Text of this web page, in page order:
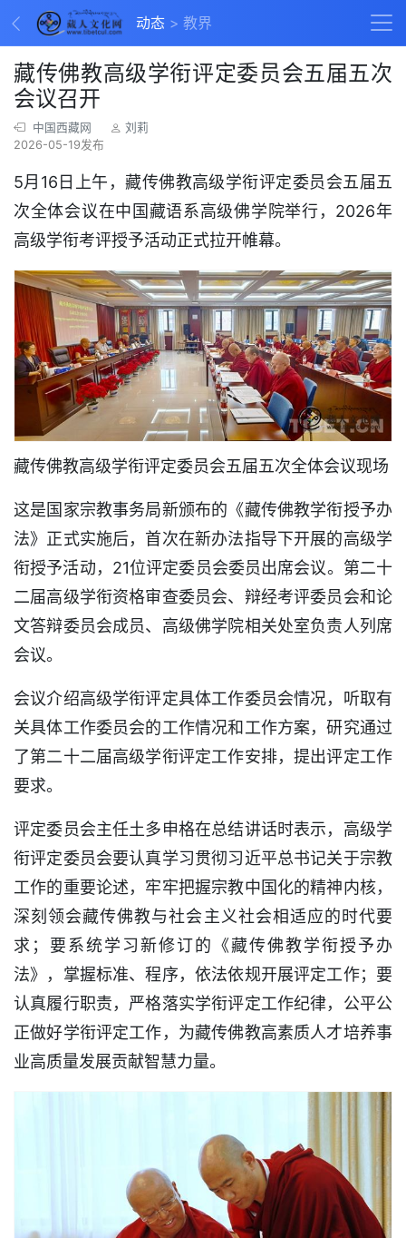
动态 教界
藏传佛教高级学衔评定委员会五届五次
会议召开
中国西藏网
刘莉
2026-05-19发布
5月16日上午，藏传佛教高级学衔评定委员会五届五
次全体会议在中国藏语系高级佛学院举行，2026年
高级学衔考评授予活动正式拉开帷幕。
藏传佛教高级学衔评定委员会五届五次全体会议现场
这是国家宗教事务局新颁布的《藏传佛教学衔授予办
法》正式实施后，首次在新办法指导下开展的高级学
衔授予活动，21位评定委员会委员出席会议。第二十
二届高级学衔资格审查委员会、辩经考评委员会和论
文答辩委员会成员、高级佛学院相关处室负责人列席
会议。
会议介绍高级学衔评定具体工作委员会情况，听取有
关具体工作委员会的工作情况和工作方案，研究通过
了第二十二届高级学衔评定工作安排，提出评定工作
要求。
评定委员会主任土多申格在总结讲话时表示，高级学
衔评定委员会要认真学习贯彻习近平总书记关于宗教
工作的重要论述，牢牢把握宗教中国化的精神内核，
深刻领会藏传佛教与社会主义社会相适应的时代要
求；要系统学习新修订的《藏传佛教学衔授予办
法》，掌握标准、程序，依法依规开展评定工作；要
认真履行职责，严格落实学衔评定工作纪律，公平公
正做好学衔评定工作，为藏传佛教高素质人才培养事
业高质量发展贡献智慧力量。